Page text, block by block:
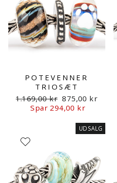
POTEVENNER
TRIOSÆT
Normalpris
1.169,00 kr Udsalgspris
875,00 kr
Spar 294,00 kr
UDSALG